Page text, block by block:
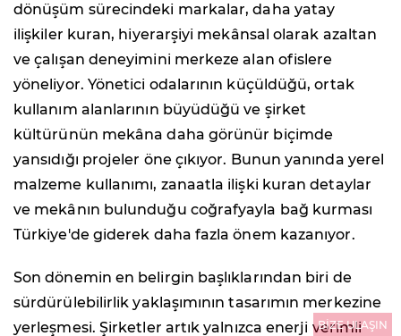
dönüşüm sürecindeki markalar, daha yatay
ilişkiler kuran, hiyerarşiyi mekânsal olarak azaltan
ve çalışan deneyimini merkeze alan ofislere
yöneliyor. Yönetici odalarının küçüldüğü, ortak
kullanım alanlarının büyüdüğü ve şirket
kültürünün mekâna daha görünür biçimde
yansıdığı projeler öne çıkıyor. Bunun yanında yerel
malzeme kullanımı, zanaatla ilişki kuran detaylar
ve mekânın bulunduğu coğrafyayla bağ kurması
Türkiye'de giderek daha fazla önem kazanıyor.
Son dönemin en belirgin başlıklarından biri de
sürdürülebilirlik yaklaşımının tasarımın merkezine
yerleşmesi. Şirketler artık yalnızca enerji verimli
BİZE ULAŞIN